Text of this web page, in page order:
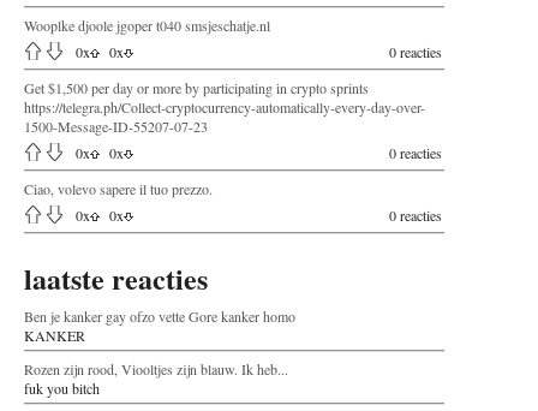
Wooplke djoole jgoper t040 smsjeschatje.nl
0x 0x
0 reacties
Get $1,500 per day or more by participating in crypto sprints
https://telegra.ph/Collect-cryptocurrency-automatically-every-day-over-
1500-Message-ID-55207-07-23
0x 0x
0 reacties
Ciao, volevo sapere il tuo prezzo.
0x 0x 0 reacties
laatste reacties
Ben je kanker gay ofzo vette Gore kanker homo
KANKER
Rozen zijn rood, Viooltjes zijn blauw. Ik heb...
fuk you bitch